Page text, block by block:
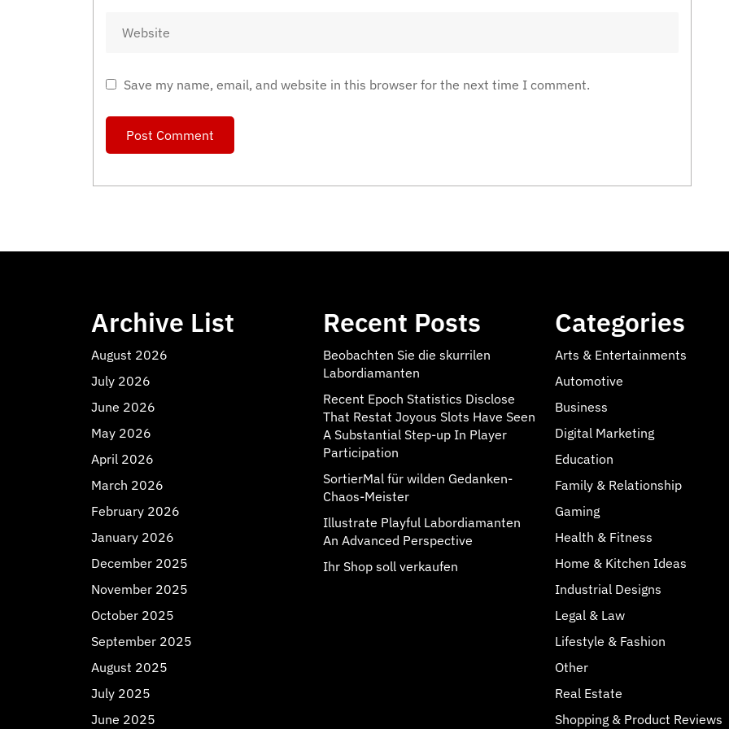
Save my name, email, and website in this browser for the next time I comment.
Archive List
August 2026
July 2026
June 2026
May 2026
April 2026
March 2026
February 2026
January 2026
December 2025
November 2025
October 2025
September 2025
August 2025
July 2025
June 2025
Recent Posts
Beobachten Sie die skurrilen
Labordiamanten
Recent Epoch Statistics Disclose
That Restat Joyous Slots Have Seen
A Substantial Step-up In Player
Participation
SortierMal für wilden Gedanken-
Chaos-Meister
Illustrate Playful Labordiamanten
An Advanced Perspective
Ihr Shop soll verkaufen
Categories
Arts & Entertainments
Automotive
Business
Digital Marketing
Education
Family & Relationship
Gaming
Health & Fitness
Home & Kitchen Ideas
Industrial Designs
Legal & Law
Lifestyle & Fashion
Other
Real Estate
Shopping & Product Reviews